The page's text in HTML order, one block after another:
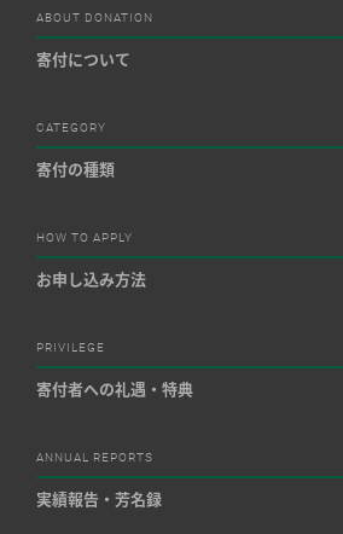
ABOUT DONATION
寄付について
CATEGORY
寄付の種類
HOW TO APPLY
お申し込み方法
PRIVILEGE
寄付者への礼遇・特典
ANNUAL REPORTS
実績報告・芳名録